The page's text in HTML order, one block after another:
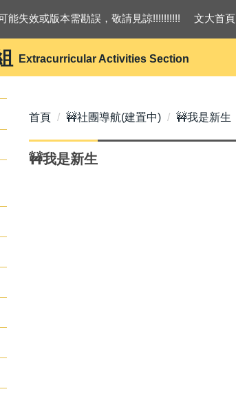
Extracurricular Activities Section
能失效或版本需勘誤，敬請見諒!!!!!!!!!! 文大首頁
首頁 🚧社團導航(建置中) 🚧我是新生
🚧我是新生